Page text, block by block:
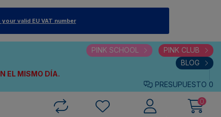
valid EU VAT number
EL MISMO DÍA.
PINK SCHOOL
PINK CLUB
BLOG
PRESUPUESTO 0
0